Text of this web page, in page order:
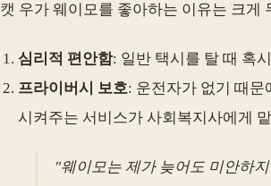
캣 우가 웨이모를 좋아하는 이유는 크게
심리적 편안함: 일반 택시를 탈 때 혹
프라이버시 보호: 운전자가 없기 때문
시켜주는 서비스가 사회복지사에게
"웨이모는 제가 늦어도 미안하